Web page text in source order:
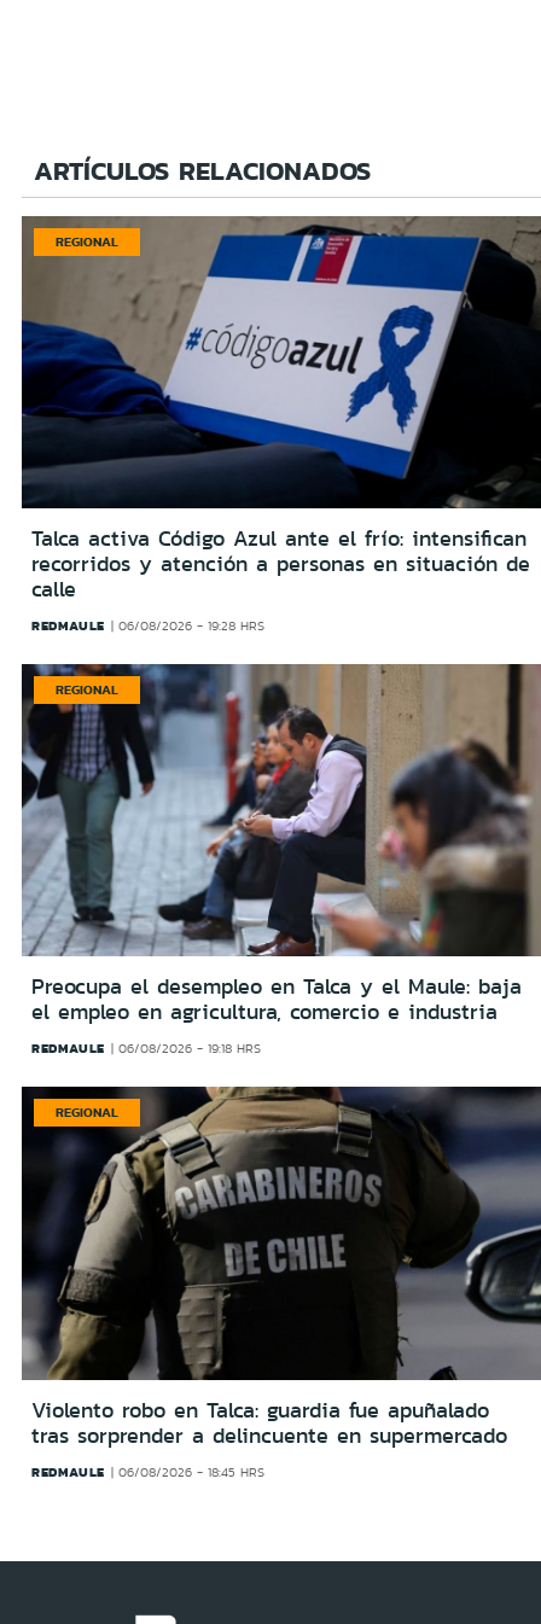
ARTÍCULOS RELACIONADOS
REGIONAL
Talca activa Código Azul ante el frío: intensifican
recorridos y atención a personas en situación de
calle
REDMAULE 06/08/2026 - 19:28 HRS
REGIONAL
Preocupa el desempleo en Talca y el Maule: baja
el empleo en agricultura, comercio e industria
REDMAULE 06/08/2026 - 19:18 HRS
REGIONAL
Violento robo en Talca: guardia fue apuñalado
tras sorprender a delincuente en supermercado
REDMAULE 06/08/2026 - 18:45 HRS